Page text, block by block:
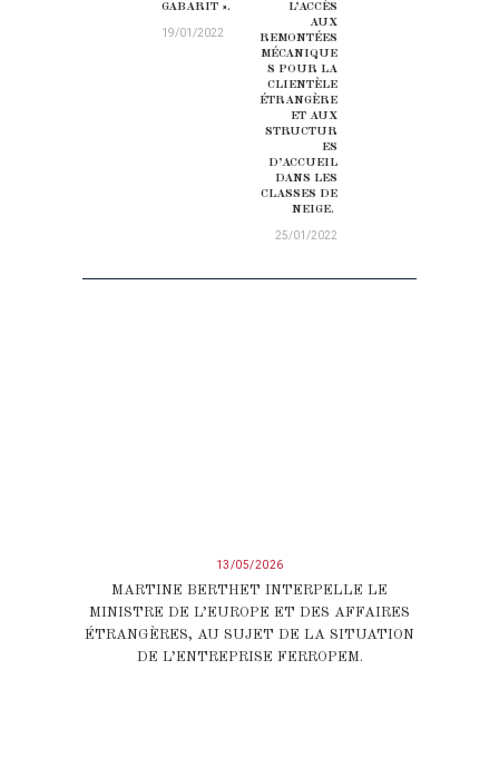
GABARIT ».
19/01/2022
L’ACCÈS
AUX
REMONTÉES
MÉCANIQUE
S POUR LA
CLIENTÈLE
ÉTRANGÈRE
ET AUX
STRUCTUR
ES
D’ACCUEIL
DANS LES
CLASSES DE
NEIGE.
25/01/2022
13/05/2026
MARTINE BERTHET INTERPELLE LE
MINISTRE DE L’EUROPE ET DES AFFAIRES
ÉTRANGÈRES, AU SUJET DE LA SITUATION
DE L’ENTREPRISE FERROPEM.